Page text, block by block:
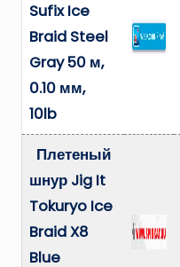
Sufix Ice
Braid Steel
Gray 50 м,
0.10 мм,
10lb
Плетеный
шнур Jig It
Tokuryo Ice
Braid X8
Blue